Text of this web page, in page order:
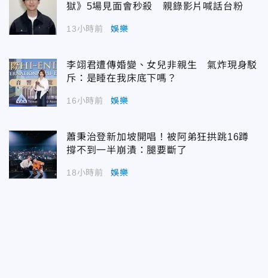
獄》5場見面會秒殺 親錄影片喊話台粉
13小時前 娛樂
李翊君遭傳婚變、女兒非親生 氣炸現身駁
斥：是睡在我床底下嗎？
16小時前 娛樂
蕭秉治登新加坡開唱！被阿弟狂拱跳16蹲
撐不到一半崩潰：腿要斷了
18小時前 娛樂